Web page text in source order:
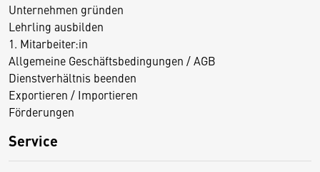
Unternehmen gründen
Lehrling ausbilden
1. Mitarbeiter:in
Allgemeine Geschäftsbedingungen / AGB
Dienstverhältnis beenden
Exportieren / Importieren
Förderungen
Service